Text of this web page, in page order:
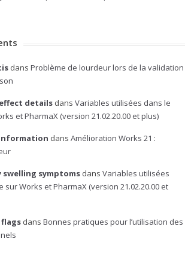
dans Problème de lourdeur lors de la validation
details dans Variables utilisées dans le
et PharmaX (version 21.02.20.00 et plus)
dans Amélioration Works 21 :
symptoms dans Variables utilisées
sur Works et PharmaX (version 21.02.20.00 et
dans Bonnes pratiques pour l’utilisation des